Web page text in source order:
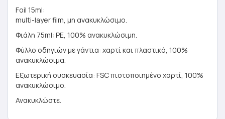
Foil 15ml:
multi-layer film, μη ανακυκλώσιμο.
Φιάλη 75ml: PE, 100% ανακυκλώσιμη.
Φύλλο οδηγιών με γάντια: χαρτί και πλαστικό, 100%
ανακυκλώσιμα.
Εξωτερική συσκευασία: FSC πιστοποιημένο χαρτί, 100%
ανακυκλώσιμο.
Ανακυκλώστε.